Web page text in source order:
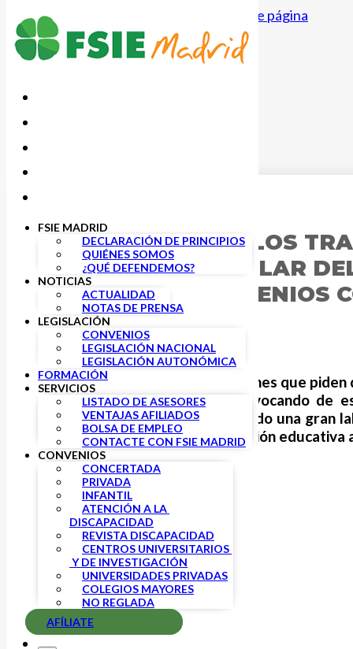
Saltar al contenido principal Saltar al pie de página
FSIE MADRID
DECLARACIÓN DE PRINCIPIOS
QUIÉNES SOMOS
¿QUÉ DEFENDEMOS?
NOTICIAS
ACTUALIDAD
NOTAS DE PRENSA
LEGISLACIÓN
CONVENIOS
LEGISLACIÓN NACIONAL
LEGISLACIÓN AUTONÓMICA
FORMACIÓN
SERVICIOS
LISTADO DE ASESORES
VENTAJAS AFILIADOS
BOLSA DE EMPLEO
CONTACTE CON FSIE MADRID
CONVENIOS
CONCERTADA
PRIVADA
INFANTIL
ATENCIÓN A LA
DISCAPACIDAD
REVISTA DISCAPACIDAD
CENTROS UNIVERSITARIOS
Y DE INVESTIGACIÓN
UNIVERSIDADES PRIVADAS
COLEGIOS MAYORES
NO REGLADA
AFÍLIATE
FSIE DEFIENDE A LOS
EL CONSEJO ESCOLAR
SUSCRIBAN CONVENIOS
FSIE, frente a otras organizaciones que
de la demanda existente, provocando
profesionales que están haciendo una gran
tener en cuenta en su planificación